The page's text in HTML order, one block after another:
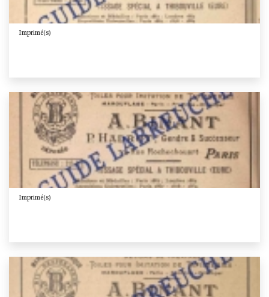
Imprimé(s)
Imprimé(s)